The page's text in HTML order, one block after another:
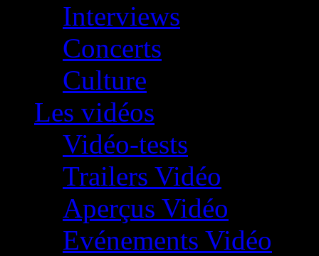
Interviews
Concerts
Culture
Les vidéos
Vidéo-tests
Trailers Vidéo
Aperçus Vidéo
Evénements Vidéo